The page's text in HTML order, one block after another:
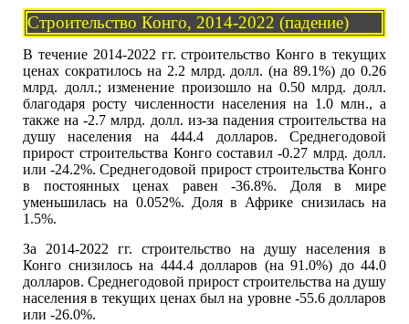
Строительство Конго, 2014-2022 (падение)
В течение 2014-2022 гг. строительство Конго в текущих
ценах сократилось на 2.2 млрд. долл. (на 89.1%) до 0.26
млрд. долл.; изменение произошло на 0.50 млрд. долл.
благодаря росту численности населения на 1.0 млн., а
также на -2.7 млрд. долл. из-за падения строительства на
душу населения на 444.4 долларов. Среднегодовой
прирост строительства Конго составил -0.27 млрд. долл.
или -24.2%. Среднегодовой прирост строительства Конго
в постоянных ценах равен -36.8%. Доля в мире
уменьшилась на 0.052%. Доля в Африке снизилась на
1.5%.
За 2014-2022 гг. строительство на душу населения в
Конго снизилось на 444.4 долларов (на 91.0%) до 44.0
долларов. Среднегодовой прирост строительства на душу
населения в текущих ценах был на уровне -55.6 долларов
или -26.0%.